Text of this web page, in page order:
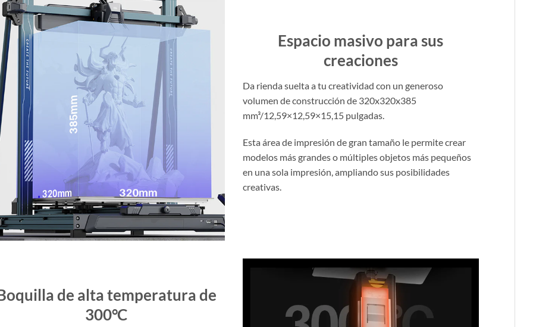
Espacio masivo para sus
creaciones
Da rienda suelta a tu creatividad con un generoso
volumen de construcción de 320x320x385
mm³/12,59×12,59×15,15 pulgadas.
Esta área de impresión de gran tamaño le permite crear
modelos más grandes o múltiples objetos más pequeños
en una sola impresión, ampliando sus posibilidades
creativas.
de alta temperatura de
300°C